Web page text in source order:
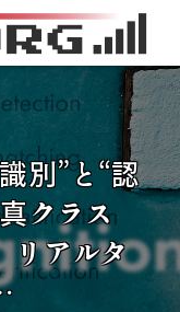
別”と“認
クラス
リアルタ